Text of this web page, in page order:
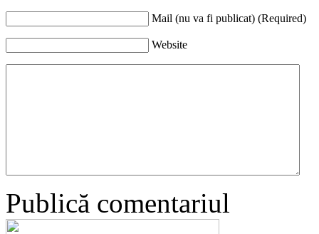
Mail (nu va fi publicat) (Required)
Website
Publică comentariul